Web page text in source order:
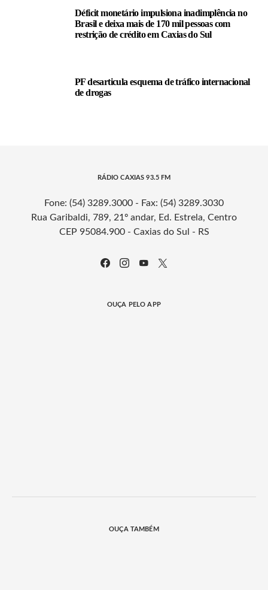
Déficit monetário impulsiona inadimplência no
Brasil e deixa mais de 170 mil pessoas com
restrição de crédito em Caxias do Sul
PF desarticula esquema de tráfico internacional
de drogas
RÁDIO CAXIAS 93.5 FM
Fone: (54) 3289.3000 - Fax: (54) 3289.3030
Rua Garibaldi, 789, 21º andar, Ed. Estrela, Centro
CEP 95084.900 - Caxias do Sul - RS
OUÇA PELO APP
OUÇA TAMBÉM